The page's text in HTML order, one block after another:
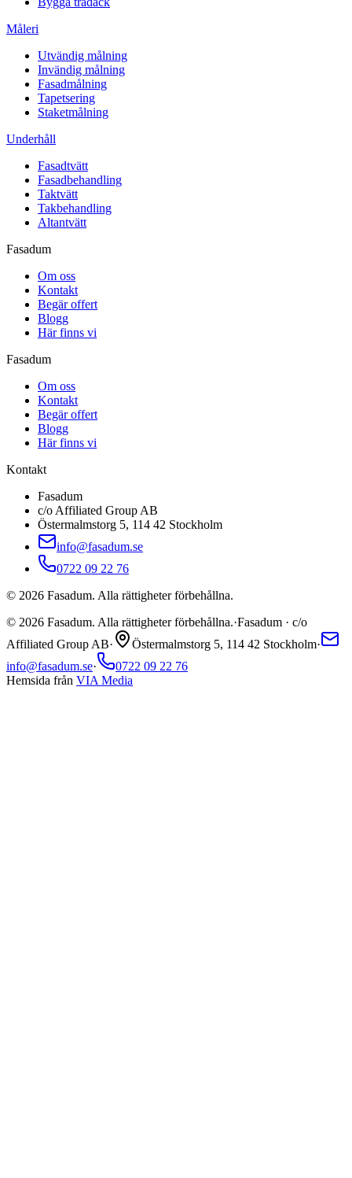
Måleri
Utvändig målning
Invändig målning
Fasadmålning
Tapetsering
Staketmålning
Underhåll
Fasadtvätt
Fasadbehandling
Taktvätt
Takbehandling
Altantvätt
Fasadum
Om oss
Kontakt
Begär offert
Blogg
Här finns vi
Fasadum
Om oss
Kontakt
Begär offert
Blogg
Här finns vi
Kontakt
Fasadum
c/o Affiliated Group AB
Östermalmstorg 5, 114 42 Stockholm
info@fasadum.se
0722 09 22 76
© 2026 Fasadum. Alla rättigheter förbehållna.
© 2026 Fasadum. Alla rättigheter förbehållna.·Fasadum · c/o
Affiliated Group AB· Östermalmstorg 5, 114 42 Stockholm·
info@fasadum.se·
0722 09 22 76
Hemsida från VIA Media